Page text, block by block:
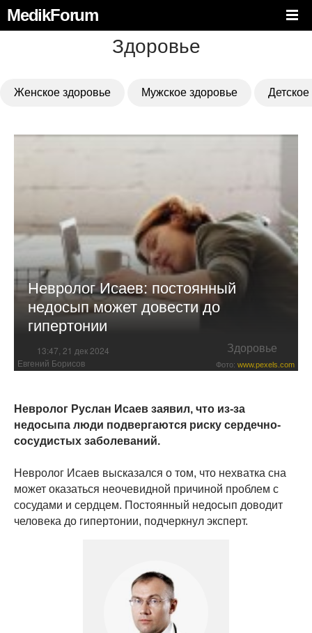
MedikForum
Здоровье
Женское здоровье Мужское здоровье
Невролог Исаев: постоянный
недосып может довести до
гипертонии
13:47, 21 дек 2024 Здоровье
Евгений Борисов Фото: www.pexels.com
Невролог Руслан Исаев заявил, что из-за
недосыпа люди подвергаются риску сердечно-
сосудистых заболеваний.
Невролог Исаев высказался о том, что нехватка сна
может оказаться неочевидной причиной проблем с
сосудами и сердцем. Постоянный недосып доводит
человека до гипертонии, подчеркнул эксперт.